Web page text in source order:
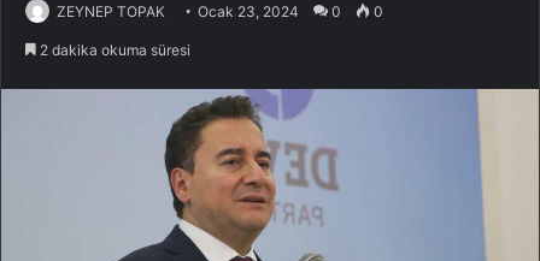
ZEYNEP TOPAK Ocak 23, 2024 0 0
2 dakika okuma süresi